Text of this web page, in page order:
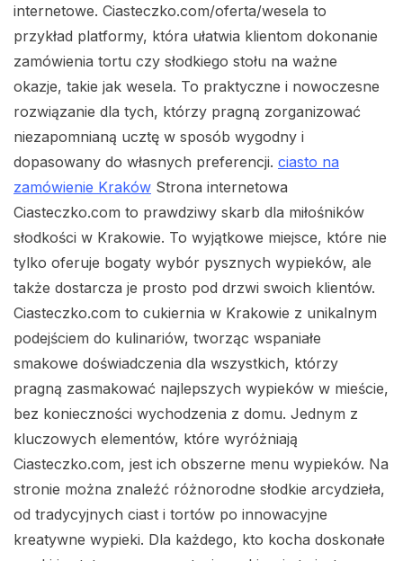
internetowe. Ciasteczko.com/oferta/wesela to
przykład platformy, która ułatwia klientom dokonanie
zamówienia tortu czy słodkiego stołu na ważne
okazje, takie jak wesela. To praktyczne i nowoczesne
rozwiązanie dla tych, którzy pragną zorganizować
niezapomnianą ucztę w sposób wygodny i
dopasowany do własnych preferencji. ciasto na
zamówienie Kraków Strona internetowa
Ciasteczko.com to prawdziwy skarb dla miłośników
słodkości w Krakowie. To wyjątkowe miejsce, które nie
tylko oferuje bogaty wybór pysznych wypieków, ale
także dostarcza je prosto pod drzwi swoich klientów.
Ciasteczko.com to cukiernia w Krakowie z unikalnym
podejściem do kulinariów, tworząc wspaniałe
smakowe doświadczenia dla wszystkich, którzy
pragną zasmakować najlepszych wypieków w mieście,
bez konieczności wychodzenia z domu. Jednym z
kluczowych elementów, które wyróżniają
Ciasteczko.com, jest ich obszerne menu wypieków. Na
stronie można znaleźć różnorodne słodkie arcydzieła,
od tradycyjnych ciast i tortów po innowacyjne
kreatywne wypieki. Dla każdego, kto kocha doskonałe